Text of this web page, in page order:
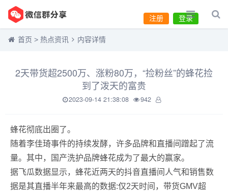
登录
注册
首页 > 热点资讯 内容详情
2天带货超2500万、涨粉80万，“捡粉丝”的蜂花捡
到了泼天的富贵
2023-09-14 21:38:08 942
蜂花彻底出圈了。
随着李佳琦事件的持续发酵，许多品牌和直播间蹭起了流
量。其中，国产洗护品牌蜂花成为了最大的赢家。
据飞瓜数据显示，蜂花近两天的抖音直播间人气和销售数
据是其直播半年来最高的数据:仅2天时间，带货GMV超